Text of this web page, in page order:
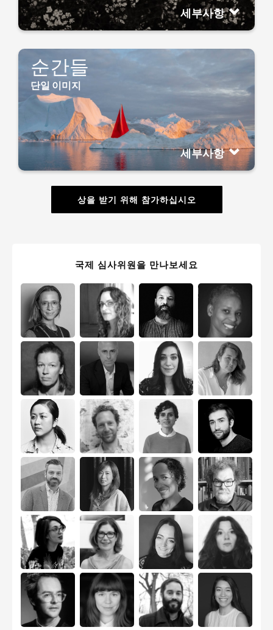
세부사항
순간들
단일 이미지
세부사항
상을 받기 위해 참가하십시오
국제 심사위원을 만나보세요